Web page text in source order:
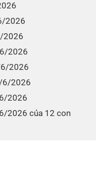
2026
2026
2026
6/2026
6/2026
2026
2026 của 12 con